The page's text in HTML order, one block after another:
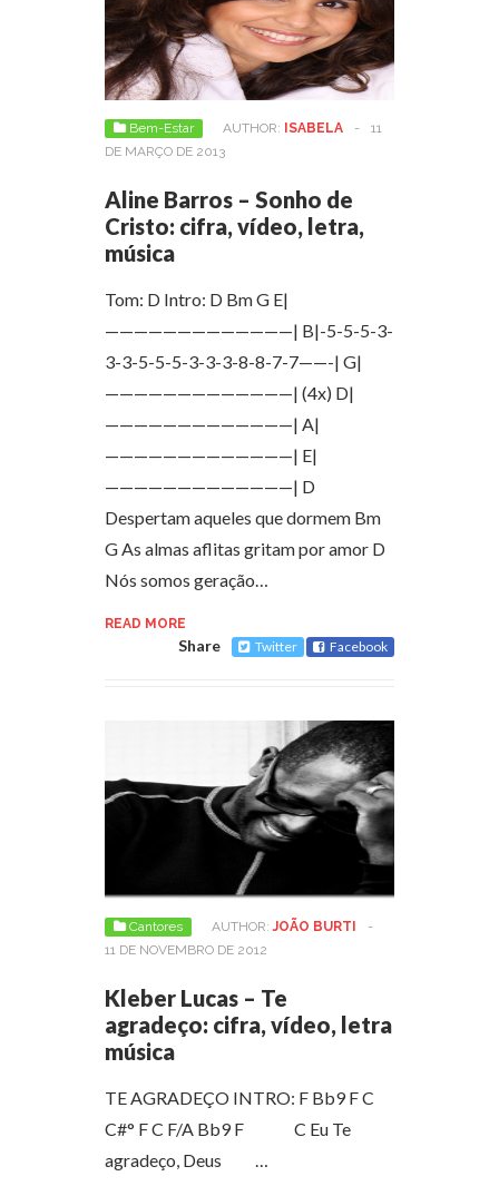
Bem-Estar AUTHOR: ISABELA -
11
DE MARÇO DE 2013
Aline Barros – Sonho de
Cristo: cifra, vídeo, letra,
música
Tom: D Intro: D Bm G E|
—————————————| B|-5-5-5-3-
3-3-5-5-5-3-3-3-8-8-7-7——-| G|
—————————————| (4x) D|
—————————————| A|
—————————————| E|
—————————————| D
Despertam aqueles que dormem Bm
G As almas aflitas gritam por amor D
Nós somos geração…
READ MORE
Share Twitter Facebook
Cantores AUTHOR: JOÃO BURTI
-
11 DE NOVEMBRO DE 2012
Kleber Lucas – Te
agradeço: cifra, vídeo, letra
música
TE AGRADEÇO INTRO: F Bb9 F C
C#° F C F/A Bb9 F C Eu Te
agradeço, Deus …